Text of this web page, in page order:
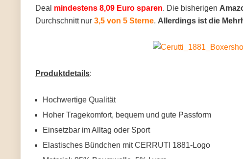
Deal mindestens 8,09 Euro sparen. Die bisherigen
Durchschnitt nur 3,5 von 5 Sterne. Allerdings ist die
Produktdetails:
Hochwertige Qualität
Hoher Tragekomfort, bequem und gute Passform
Einsetzbar im Alltag oder Sport
Elastisches Bündchen mit CERRUTI 1881-Logo